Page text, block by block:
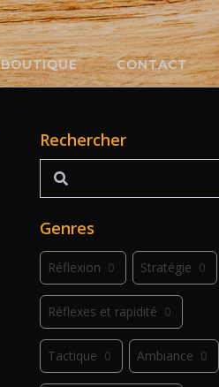
BOUTIQUE CONTACT
Rechercher
Rechercher
Genres
Réflexion 0 Stratégie 0
Réflexes et rapidité 0
Tactique 0 Ambiance 0